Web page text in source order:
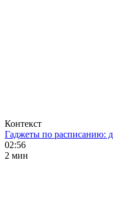
Контекст
Гаджеты по расписанию:
02:56
2 мин